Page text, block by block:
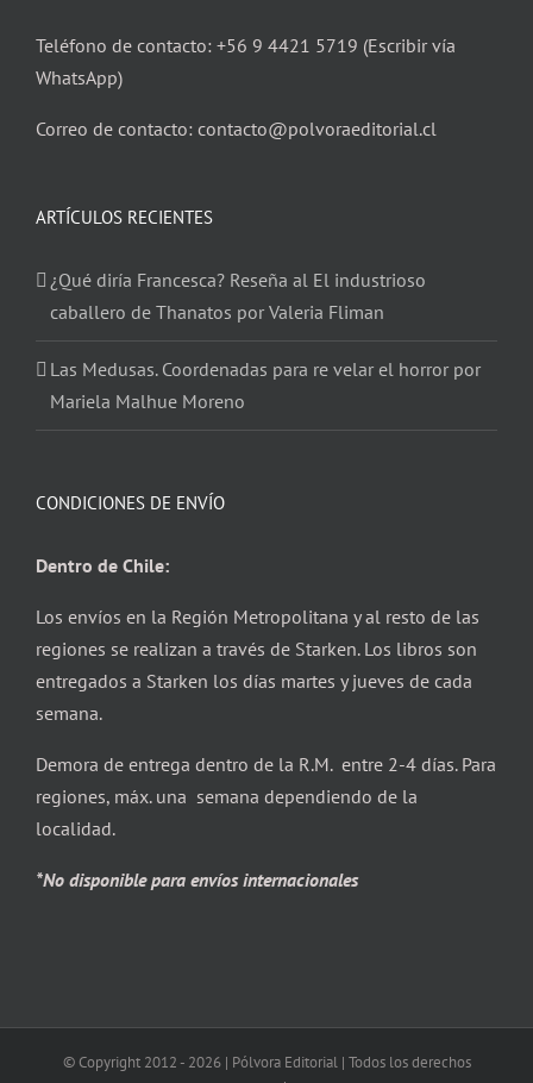
Teléfono de contacto: +56 9 4421 5719 (Escribir vía
WhatsApp)
Correo de contacto: contacto@polvoraeditorial.cl
ARTÍCULOS RECIENTES
¿Qué diría Francesca? Reseña al El industrioso
caballero de Thanatos por Valeria Fliman
Las Medusas. Coordenadas para re velar el horror por
Mariela Malhue Moreno
CONDICIONES DE ENVÍO
Dentro de Chile:
Los envíos en la Región Metropolitana y al resto de las
regiones se realizan a través de Starken. Los libros son
entregados a Starken los días martes y jueves de cada
semana.
Demora de entrega dentro de la R.M. entre 2-4 días. Para
regiones, máx. una semana dependiendo de la
localidad.
*No disponible para envíos internacionales
© Copyright 2012 - 2026 | Pólvora Editorial | Todos los derechos